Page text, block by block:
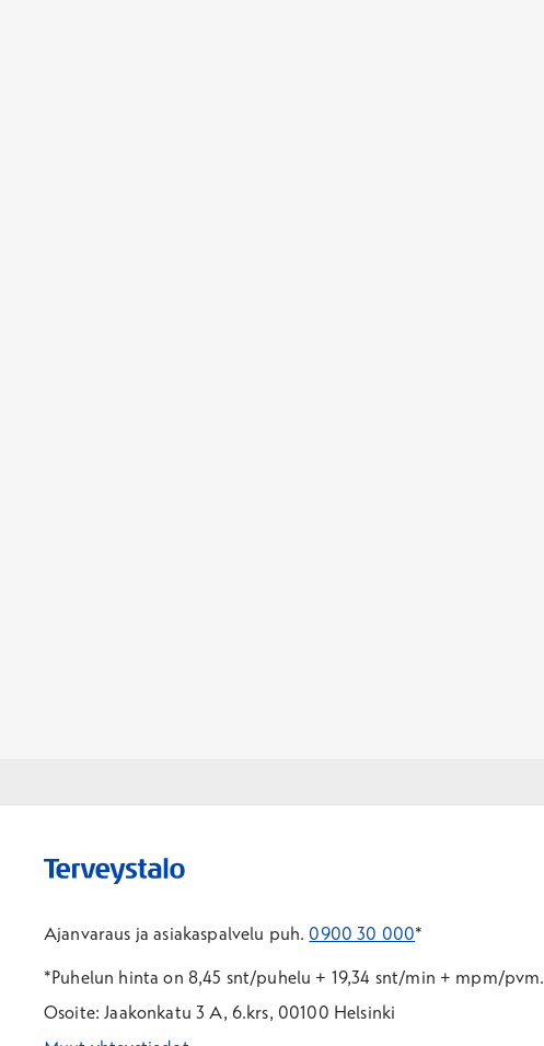
Ajanvaraus ja asiakaspalvelu puh. 0900 30 000*
*Puhelun hinta on 8,45 snt/puhelu + 19,34 snt/min + mpm/pvm.
Osoite: Jaakonkatu 3 A, 6.krs, 00100 Helsinki